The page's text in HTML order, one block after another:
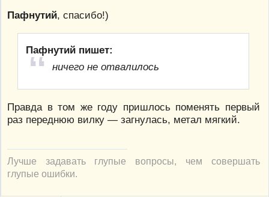
Пафнутий, спасибо!)
Пафнутий пишет:
ничего не отвалилось
Правда в том же году пришлось поменять первый
раз переднюю вилку — загнулась, метал мягкий.
Лучше задавать глупые вопросы, чем совершать
глупые ошибки.